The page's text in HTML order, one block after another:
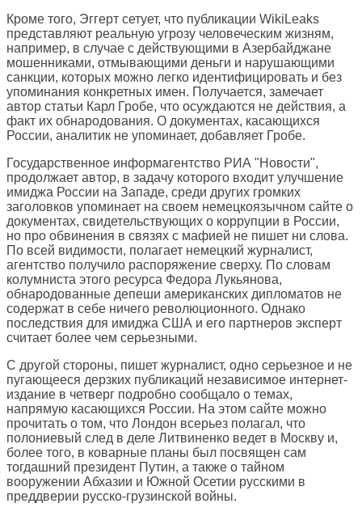
Кроме того, Эггерт сетует, что публикации WikiLeaks
представляют реальную угрозу человеческим жизням,
например, в случае с действующими в Азербайджане
мошенниками, отмывающими деньги и нарушающими
санкции, которых можно легко идентифицировать и без
упоминания конкретных имен. Получается, замечает
автор статьи Карл Гробе, что осуждаются не действия, а
факт их обнародования. О документах, касающихся
России, аналитик не упоминает, добавляет Гробе.
Государственное информагентство РИА "Новости",
продолжает автор, в задачу которого входит улучшение
имиджа России на Западе, среди других громких
заголовков упоминает на своем немецкоязычном сайте о
документах, свидетельствующих о коррупции в России,
но про обвинения в связях с мафией не пишет ни слова.
По всей видимости, полагает немецкий журналист,
агентство получило распоряжение сверху. По словам
колумниста этого ресурса Федора Лукьянова,
обнародованные депеши американских дипломатов не
содержат в себе ничего революционного. Однако
последствия для имиджа США и его партнеров эксперт
считает более чем серьезными.
С другой стороны, пишет журналист, одно серьезное и не
пугающееся дерзких публикаций независимое интернет-
издание в четверг подробно сообщало о темах,
напрямую касающихся России. На этом сайте можно
прочитать о том, что Лондон всерьез полагал, что
полониевый след в деле Литвиненко ведет в Москву и,
более того, в коварные планы был посвящен сам
тогдашний президент Путин, а также о тайном
вооружении Абхазии и Южной Осетии русскими в
преддверии русско-грузинской войны.